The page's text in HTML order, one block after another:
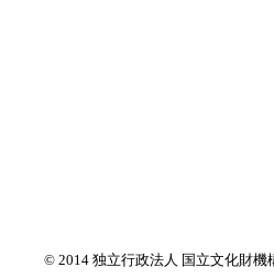
© 2014 独立行政法人 国立文化財機